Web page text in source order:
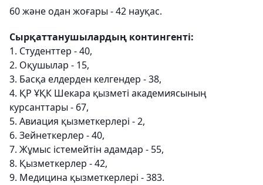
60 және одан жоғары - 42 науқас.
Сырқаттанушылардың контингенті:
1. Студенттер - 40,
2. Оқушылар - 15,
3. Басқа елдерден келгендер - 38,
4. ҚР ҰҚК Шекара қызметі академиясының
курсанттары - 67,
5. Авиация қызметкерлері - 2,
6. Зейнеткерлер - 40,
7. Жұмыс істемейтін адамдар - 55,
8. Қызметкерлер - 42,
9. Медицина қызметкерлері - 383.